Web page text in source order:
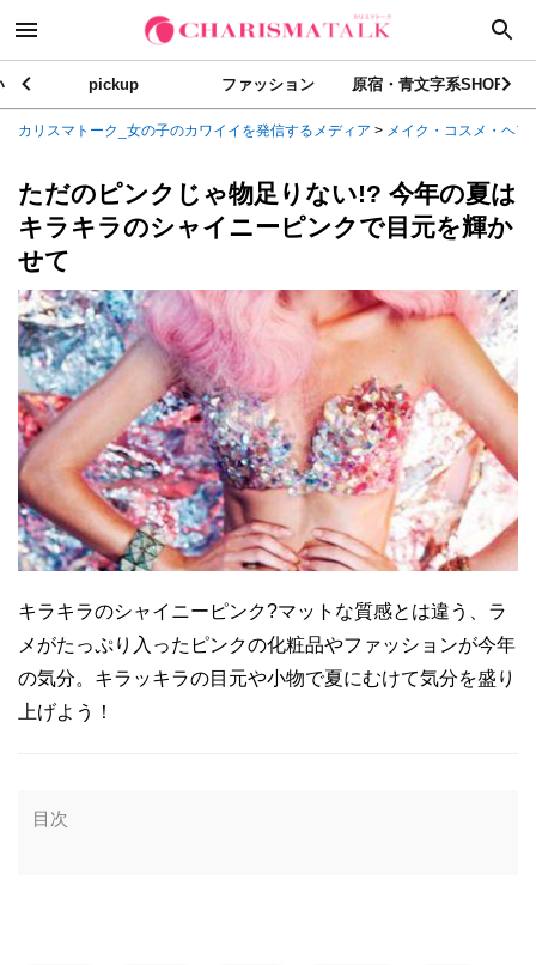
pickup ファッション 原宿・青文字系SHOP
カリスマトーク_女の子のカワイイを発信するメディア > メイク・コスメ・ヘア
ただのピンクじゃ物足りない!? 今年の夏は
キラキラのシャイニーピンクで目元を輝か
せて
キラキラのシャイニーピンク?マットな質感とは違う、ラ
メがたっぷり入ったピンクの化粧品やファッションが今年
の気分。キラッキラの目元や小物で夏にむけて気分を盛り
上げよう！
目次